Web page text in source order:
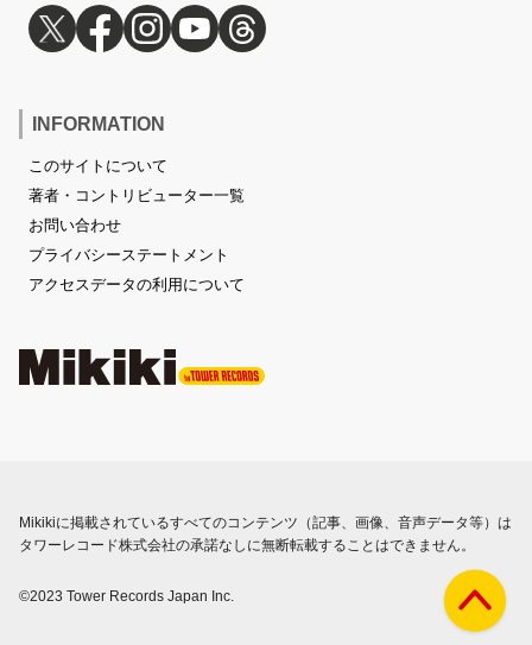
INFORMATION
このサイトについて
著者・コントリビューター一覧
お問い合わせ
プライバシーステートメント
アクセスデータの利用について
Mikikiに掲載されているすべてのコンテンツ（記事、画像、音声データ等）は
タワーレコード株式会社の承諾なしに無断転載することはできません。
©2023 Tower Records Japan Inc.